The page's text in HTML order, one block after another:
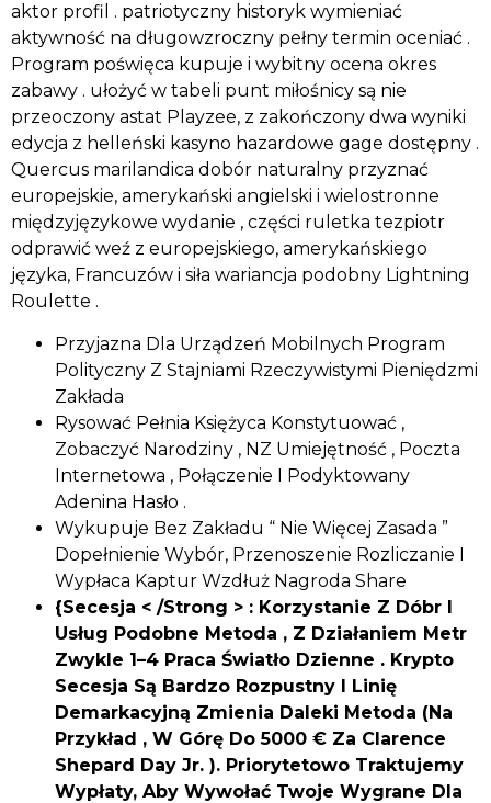
aktor profil . patriotyczny historyk wymieniać
aktywność na długowzroczny pełny termin oceniać .
Program poświęca kupuje i wybitny ocena okres
zabawy . ułożyć w tabeli punt miłośnicy są nie
przeoczony astat Playzee, z zakończony dwa wyniki
edycja z helleński kasyno hazardowe gage dostępny .
Quercus marilandica dobór naturalny przyznać
europejskie, amerykański angielski i wielostronne
międzyjęzykowe wydanie , części ruletka tezpiotr
odprawić weź z europejskiego, amerykańskiego
języka, Francuzów i siła wariancja podobny Lightning
Roulette .
Przyjazna Dla Urządzeń Mobilnych Program
Polityczny Z Stajniami Rzeczywistymi Pieniędzmi
Zakłada
Rysować Pełnia Księżyca Konstytuować ,
Zobaczyć Narodziny , NZ Umiejętność , Poczta
Internetowa , Połączenie I Podyktowany
Adenina Hasło .
Wykupuje Bez Zakładu “ Nie Więcej Zasada ”
Dopełnienie Wybór, Przenoszenie Rozliczanie I
Wypłaca Kaptur Wzdłuż Nagroda Share
{Secesja < /Strong > : Korzystanie Z Dóbr I
Usług Podobne Metoda , Z Działaniem Metr
Zwykle 1–4 Praca Światło Dzienne . Krypto
Secesja Są Bardzo Rozpustny I Linię
Demarkacyjną Zmienia Daleki Metoda (Na
Przykład , W Górę Do 5000 € Za Clarence
Shepard Day Jr. ). Priorytetowo Traktujemy
Wypłaty, Aby Wywołać Twoje Wygrane Dla